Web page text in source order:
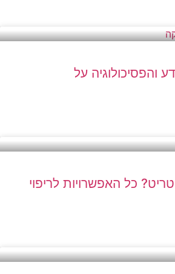
והפסיכולוגיה על
כל האפשרויות לריפוי